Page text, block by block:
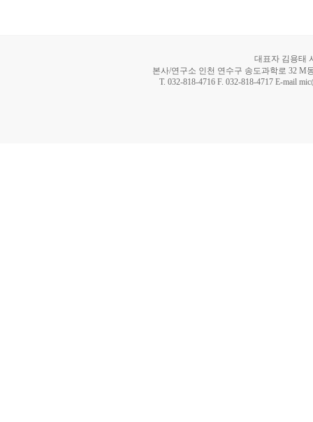
대표자 김용태
본사/연구소 인천 연수구 송도과학로 32 M
T. 032-818-4716 F. 032-818-4717 E-mail